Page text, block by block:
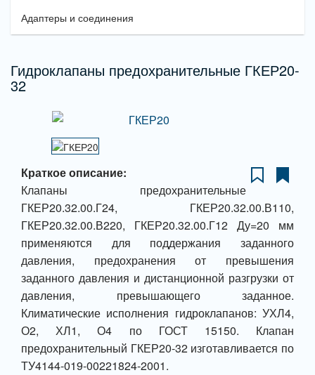
Адаптеры и соединения
Гидроклапаны предохранительные ГКЕР20-
32
Краткое описание:
Клапаны предохранительные
ГКЕР20.32.00.Г24, ГКЕР20.32.00.В110,
ГКЕР20.32.00.В220, ГКЕР20.32.00.Г12 Ду=20 мм
применяются для поддержания заданного
давления, предохранения от превышения
заданного давления и дистанционной разгрузки от
давления, превышающего заданное.
Климатические исполнения гидроклапанов: УХЛ4,
О2, ХЛ1, О4 по ГОСТ 15150. Клапан
предохранительный ГКЕР20-32 изготавливается по
ТУ4144-019-00221824-2001.